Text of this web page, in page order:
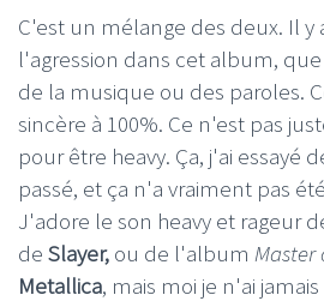
C'est un mélange des deux. Il y
l'agression dans cet album,
de la musique ou des paroles.
sincère à 100%. Ce n'est pas
pour être heavy. Ça, j'ai essayé
passé, et ça n'a vraiment pas
J'adore le son heavy et rageur
de Slayer, ou de l'album Master
Metallica, mais moi je n'ai